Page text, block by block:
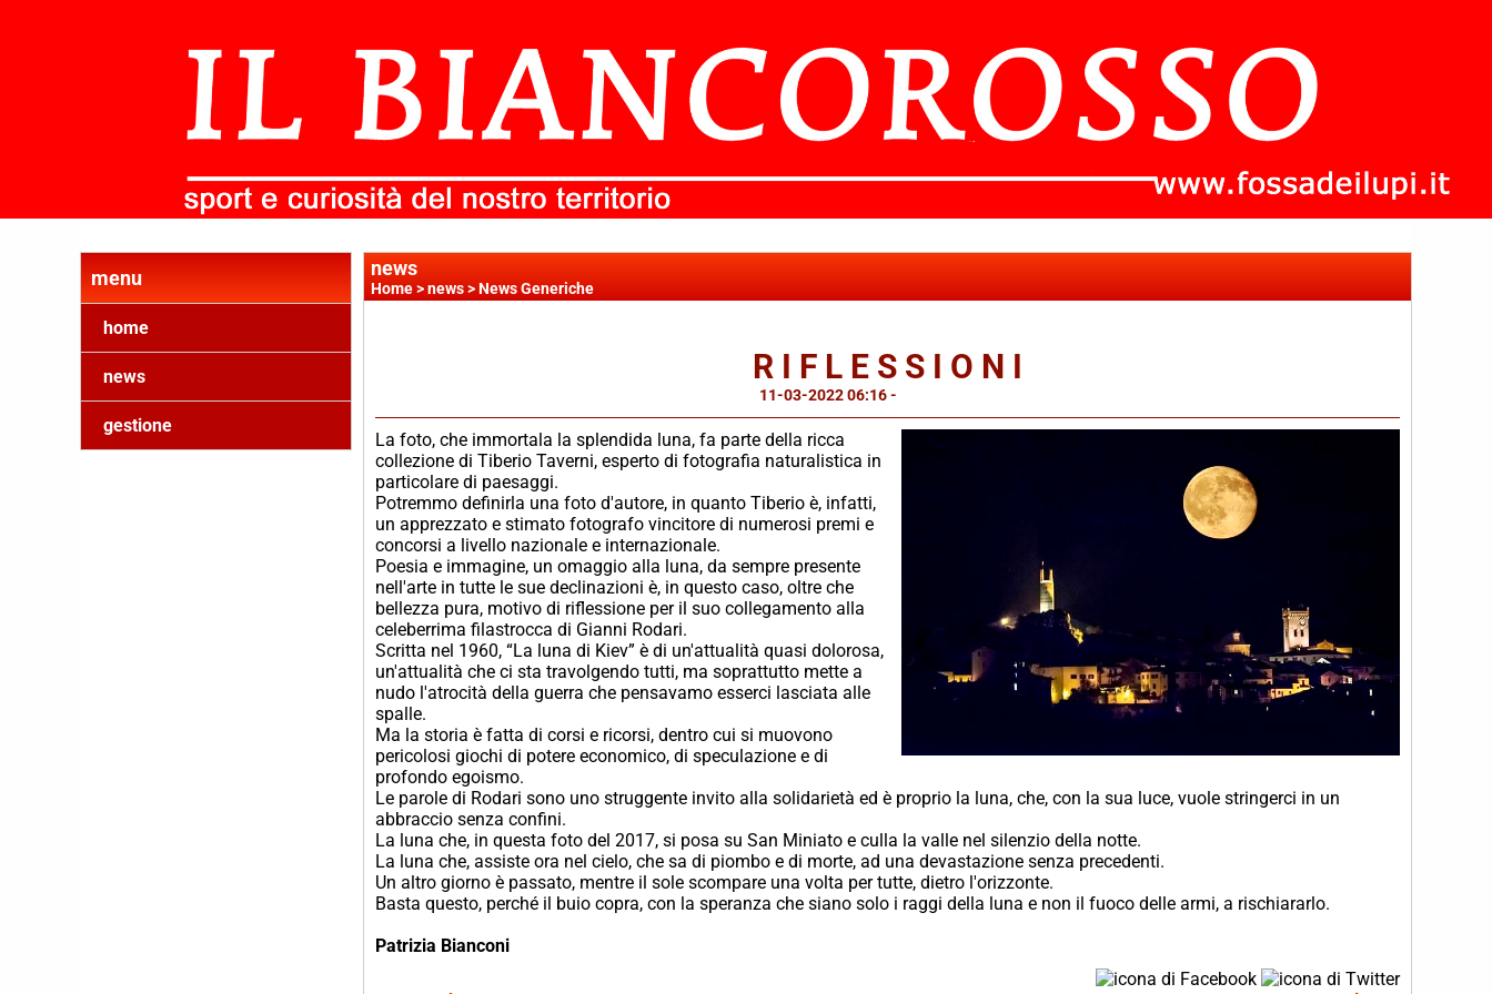
menu
home
news
gestione
news
Home>news>News Generiche
R I F L E S S I O N I
11-03-2022 06:16-
La foto, che immortala la splendida luna, fa parte della ricca
collezione di Tiberio Taverni, esperto di fotografia naturalistica in
particolare di paesaggi.
Potremmo definirla una foto d'autore, in quanto Tiberio è, infatti,
un apprezzato e stimato fotografo vincitore di numerosi premi e
concorsi a livello nazionale e internazionale.
Poesia e immagine, un omaggio alla luna, da sempre presente
nell'arte in tutte le sue declinazioni è, in questo caso, oltre che
bellezza pura, motivo di riflessione per il suo collegamento alla
celeberrima filastrocca di Gianni Rodari.
Scritta nel 1960, “La luna di Kiev” è di un'attualità quasi dolorosa,
un'attualità che ci sta travolgendo tutti, ma soprattutto mette a
nudo l'atrocità della guerra che pensavamo esserci lasciata alle
spalle.
Ma la storia è fatta di corsi e ricorsi, dentro cui si muovono
pericolosi giochi di potere economico, di speculazione e di
profondo egoismo.
Le parole di Rodari sono uno struggente invito alla solidarietà ed è proprio la luna, che, con la sua luce, vuole stringerci in un
abbraccio senza confini.
La luna che, in questa foto del 2017, si posa su San Miniato e culla la valle nel silenzio della notte.
La luna che, assiste ora nel cielo, che sa di piombo e di morte, ad una devastazione senza precedenti.
Un altro giorno è passato, mentre il sole scompare una volta per tutte, dietro l'orizzonte.
Basta questo, perché il buio copra, con la speranza che siano solo i raggi della luna e non il fuoco delle armi, a rischiararlo.
Patrizia Bianconi